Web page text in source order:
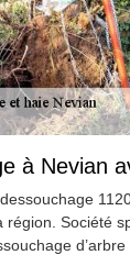
à Nevian
région. Société